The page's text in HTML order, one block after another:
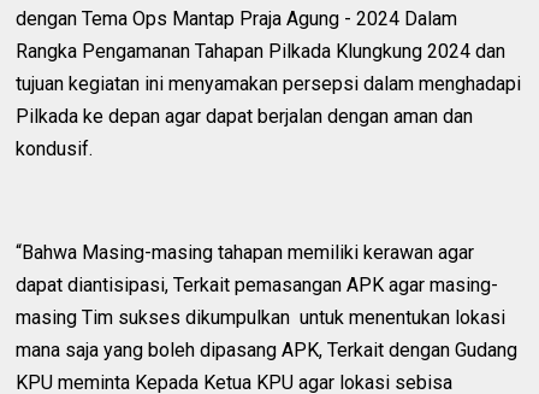
dengan Tema Ops Mantap Praja Agung - 2024 Dalam
Rangka Pengamanan Tahapan Pilkada Klungkung 2024 dan
tujuan kegiatan ini menyamakan persepsi dalam menghadapi
Pilkada ke depan agar dapat berjalan dengan aman dan
kondusif.
“Bahwa Masing-masing tahapan memiliki kerawan agar
dapat diantisipasi, Terkait pemasangan APK agar masing-
masing Tim sukses dikumpulkan untuk menentukan lokasi
mana saja yang boleh dipasang APK, Terkait dengan Gudang
KPU meminta Kepada Ketua KPU agar lokasi sebisa